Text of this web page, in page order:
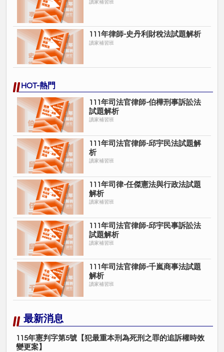
讀家補習班
111年律師-史丹利財稅法試題解析
讀家補習班
HOT-熱門
111年司法官律師-伯樺刑事訴訟法
試題解析
讀家補習班
111年司法官律師-邱宇民法試題解
析
讀家補習班
111年司律-任傑憲法與行政法試題
解析
讀家補習班
111年司法官律師-邱宇民事訴訟法
試題解析
讀家補習班
111年司法官律師-千嵐商事法試題
解析
讀家補習班
最新消息
115年憲判字第5號【犯最重本刑為死刑之罪的追訴權時效
變更案】